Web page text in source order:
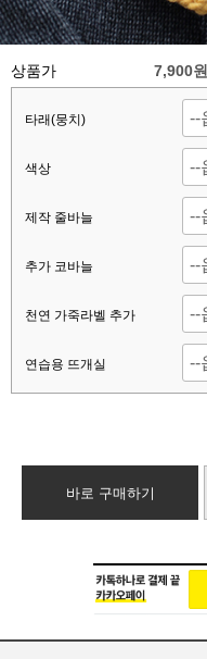
상품가 7,900원
타래(뭉치)
색상
제작 줄바늘
추가 코바늘
천연 가죽라벨 추가
연습용 뜨개실
바로 구매하기